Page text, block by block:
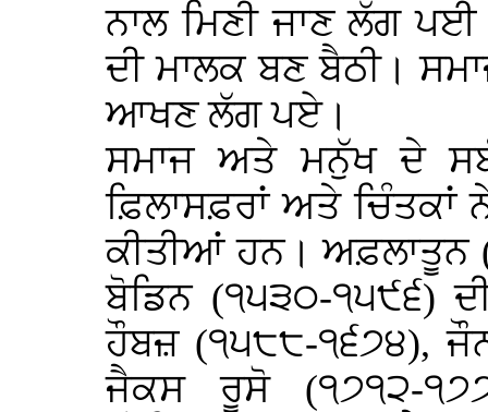
ਨਾਲ ਮਿਣੀ ਜਾਣ ਲੱਗ
ਦੀ ਮਾਲਕ ਬਣ ਬੈਠੀ।
ਆਖਣ ਲੱਗ ਪਏ।
ਸਮਾਜ ਅਤੇ ਮਨੁੱਖ ਦੇ
ਫ਼ਿਲਾਸਫ਼ਰਾਂ ਅਤੇ
ਕੀਤੀਆਂ ਹਨ।
ਬੋਡਿਨ (੧੫੩੦-੧੫੯੬)
ਹੌਬਜ਼ (੧੫੮੮-੧੬੭੪),
ਜੈਕਸ ਰੂਸੋ (੧੭੧੨-